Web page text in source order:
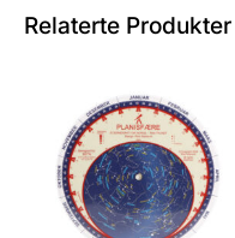
Relaterte Produkter